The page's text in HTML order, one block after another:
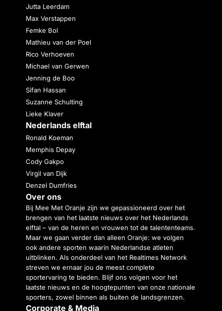
Jutta Leerdam
Max Verstappen
Femke Bol
Mathieu van der Poel
Rico Verhoeven
Michael van Gerwen
Jenning de Boo
Sifan Hassan
Suzanne Schulting
Lieke Klaver
Nederlands elftal
Ronald Koeman
Memphis Depay
Cody Gakpo
Virgil van Dijk
Denzel Dumfries
Over ons
Bij Mee Met Oranje zijn we gepassioneerd over het
brengen van het laatste nieuws over het Nederlands
elftal – van de heren en vrouwen tot de talententeams.
Maar we gaan verder dan alleen Oranje: we volgen
ook andere sporten waarin Nederlandse atleten
uitblinken. Als onderdeel van het Realtimes Network
streven we ernaar jou de meest complete
sportervaring te bieden. Blijf ons volgen voor het
laatste nieuws en de hoogtepunten van onze nationale
sporters, zowel binnen als buiten de landsgrenzen.
Corporate & Media